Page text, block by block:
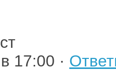
17:00 ·